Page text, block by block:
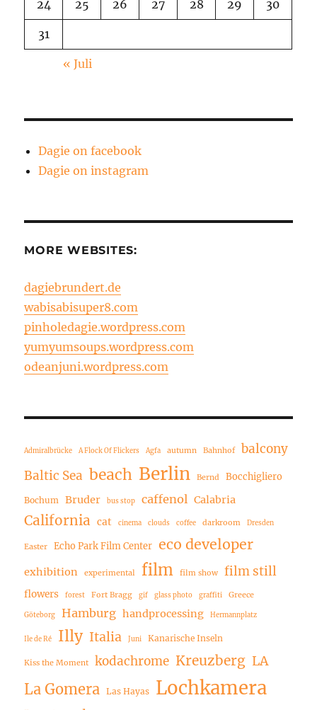
24 25 26 27 28 29 30
31
« Juli
Dagie on facebook
Dagie on instagram
MORE WEBSITES:
dagiebrundert.de
wabisabisuper8.com
pinholedagie.wordpress.com
yumyumsoups.wordpress.com
odeanjuni.wordpress.com
Admiralbrücke A Flock Of Flickers Agfa autumn Bahnhof
balcony
Baltic Sea beach Berlin Bernd Bocchigliero
Bochum Bruder bus stop caffenol Calabria
California cat cinema clouds coffee darkroom Dresden
Easter Echo Park Film Center eco developer
exhibition experimental film film show film still
flowers forest Fort Bragg gif glass photo graffiti Greece
Göteborg Hamburg handprocessing Hermannplatz
Ile de Ré Illy Italia Juni Kanarische Inseln
Kiss the Moment kodachrome Kreuzberg LA
La Gomera Las Hayas Lochkamera